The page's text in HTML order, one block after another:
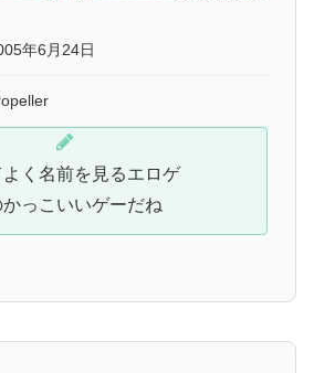
年6月24日
く名前を見るエロゲ
っこいいゲーだね